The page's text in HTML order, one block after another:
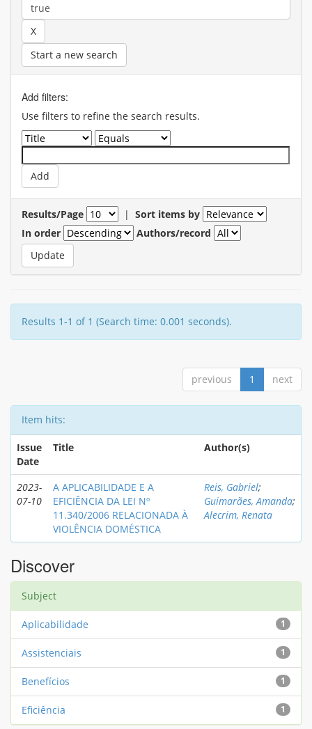
Start a new search
Add filters:
Use filters to refine the search results.
Results/Page | Sort items by
In order
Authors/record
Results 1-1 of 1 (Search time: 0.001 seconds).
previous 1 next
Item hits:
Issue
Date
Title Author(s)
2023-
07-10
A APLICABILIDADE E A
EFICIÊNCIA DA LEI Nº
11.340/2006 RELACIONADA À
VIOLÊNCIA DOMÉSTICA
Reis, Gabriel;
Guimarães, Amanda;
Alecrim, Renata
Discover
Subject
1
Aplicabilidade
1
Assistenciais
1
Benefícios
1
Eficiência